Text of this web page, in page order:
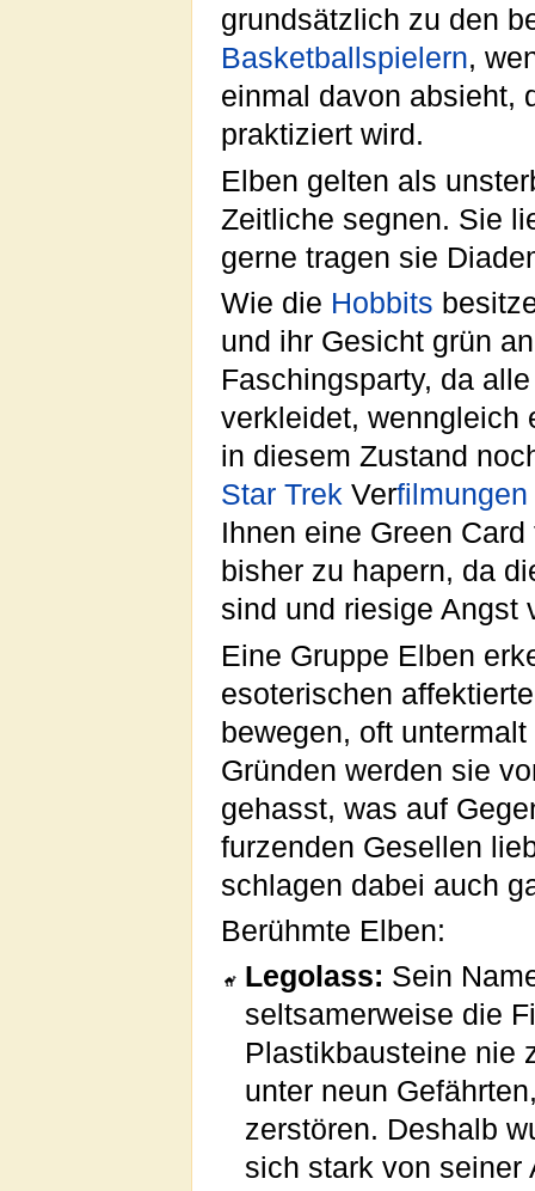
grundsätzlich zu den
Basketball spielern,
einmal davon absieht,
praktiziert wird.
Elben gelten als
Zeitliche segnen. Sie
gerne tragen sie
Wie die Hobbits
und ihr Gesicht grün
Faschingsparty, da
verkleidet, wenngleich
in diesem Zustand
Star Trek Verfilmungen
Ihnen eine Green
bisher zu hapern, da
sind und riesige Angst
Eine Gruppe Elben
esoterischen
bewegen, oft
Gründen werden sie
gehasst, was auf
furzenden Gesellen
schlagen dabei auch
Berühmte Elben:
Legolass: Sein
seltsamerweise die
Plastikbausteine nie
unter neun
zerstören. Deshalb
sich stark von seiner